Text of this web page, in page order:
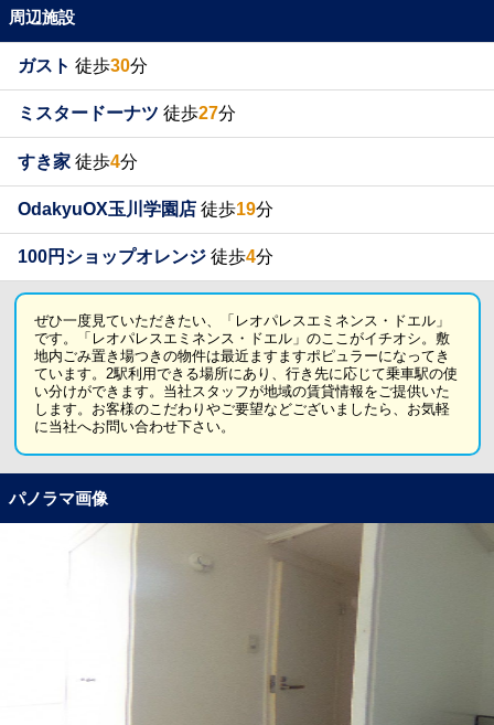
周辺施設
ガスト 徒歩30分
ミスタードーナツ 徒歩27分
すき家 徒歩4分
OdakyuOX玉川学園店 徒歩19分
100円ショップオレンジ 徒歩4分
ぜひ一度見ていただきたい、「レオパレスエミネンス・ドエル」
です。「レオパレスエミネンス・ドエル」のここがイチオシ。敷
地内ごみ置き場つきの物件は最近ますますポピュラーになってき
ています。2駅利用できる場所にあり、行き先に応じて乗車駅の使
い分けができます。当社スタッフが地域の賃貸情報をご提供いた
します。お客様のこだわりやご要望などございましたら、お気軽
に当社へお問い合わせ下さい。
パノラマ画像